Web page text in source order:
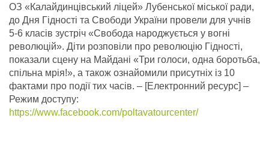
ОЗ «Калайдинцівський ліцей» Лубенської міської ради,
до Дня Гідності та Свободи України провели для учнів
5-6 класів зустріч «Свобода народжується у вогні
революцій». Діти розповіли про революцію Гідності,
показали сцену на Майдані «Три голоси, одна боротьба,
спільна мрія!», а також ознайомили присутніх із 10
фактами про події тих часів. – [Електронний ресурс] –
Режим доступу:
https://www.facebook.com/poltavatourcenter/